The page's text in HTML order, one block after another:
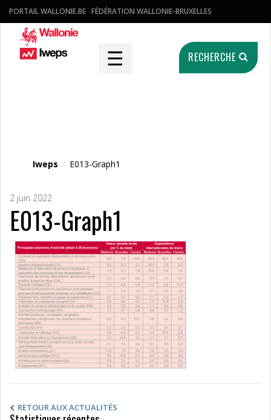
PORTAIL WALLONIE.BE FÉDÉRATION WALLONIE-BRUXELLES
☰ RECHERCHE
Iweps / E013-Graph1
2 juin 2022
E013-Graph1
RETOUR AUX ACTUALITÉS